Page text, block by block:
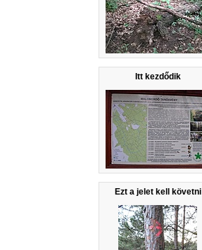
Itt kezdődik
Ezt a jelet kell követni